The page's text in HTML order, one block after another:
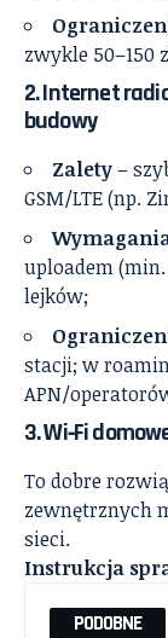
zwykle 50–150
2. Internet
budowy
Zalety–
GSM/LTE (np.
uploadem
lejków;
stacji; w
APN/
3. Wi‑Fi
To dobre
zewnętrznych
sieci.
Instrukcja
PODOBNE